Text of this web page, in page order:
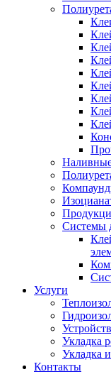
Системы
Услуги
Укладка
Укладка
Контакты